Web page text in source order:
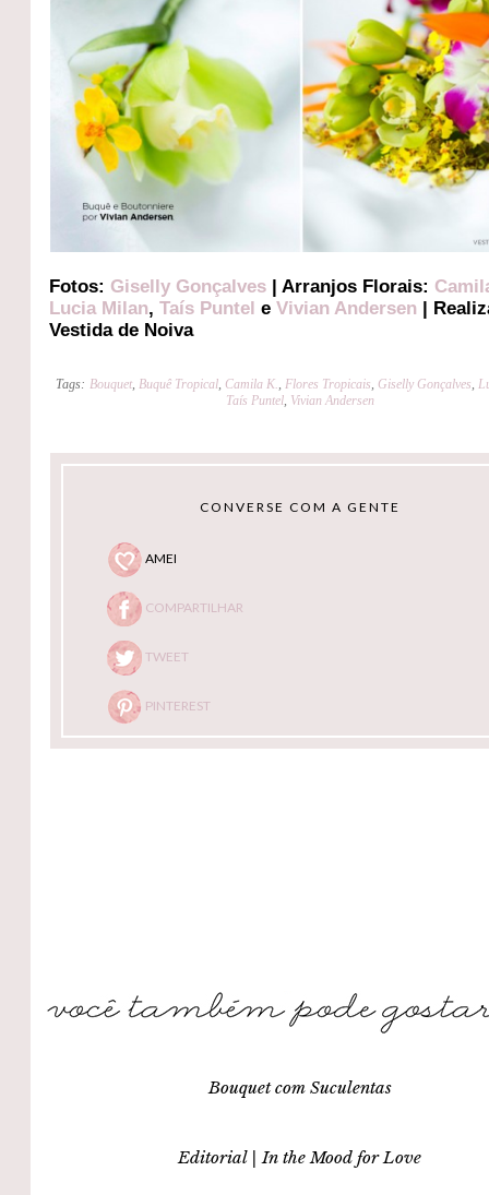
Fotos: Giselly Gonçalves | Arranjos Florais:
Lucia Milan,Taís Puntel eVivian Andersen |
Vestida de Noiva
Tags: Bouquet, Buquê Tropical, Camila K., Flores Tropicais, Giselly Gonçalves,
Taís Puntel, Vivian Andersen
CONVERSE COM A GENTE
AMEI
COMPARTILHAR
TWEET
PINTEREST
Bouquet com Suculentas
Editorial | In the Mood for Love